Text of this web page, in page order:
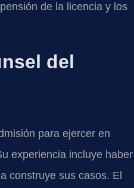
de la licencia y los
del
para ejercer en
experiencia incluye haber
construye sus casos. El